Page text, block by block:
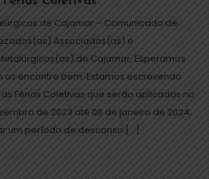
de Cajamar – Comunicado de
Associados(as) e
de Cajamar, Esperamos
encontre bem. Estamos escrevendo
Férias Coletivas que serão aplicadas no
de 2023 até 08 de janeiro de 2024,
um período de descanso […]